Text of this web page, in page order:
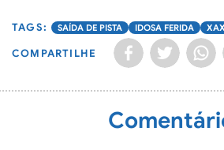
SAÍDA DE PISTA IDOSA FERIDA
COMPARTILHE